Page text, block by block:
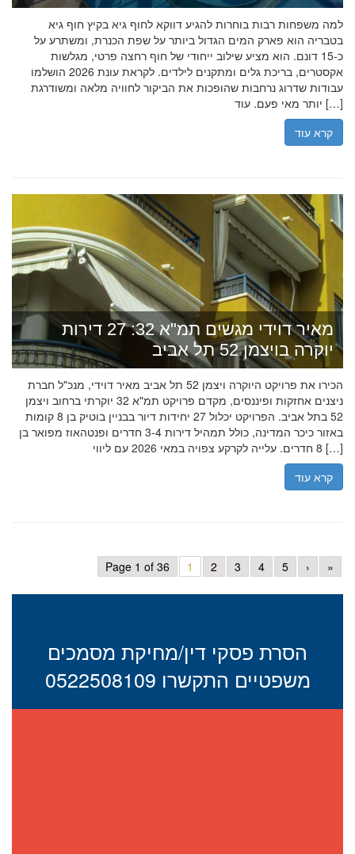
למה משפחות רבות בוחרות להגיע דווקא לחוף גיא בקיץ חוף גיא
בטבריה הוא פארק המים הגדול ביותר על שפת הכנרת, ומשתרע על
כ-15 דונם. הוא מציע שילוב ייחודי של חוף רחצה פרטי, מגלשות
אקסטרים, בריכת גלים ומתקנים לילדים. לקראת עונת 2026 הושלמו
עבודות שדרוג נרחבות שהופכות את הביקור לחוויה מלאה ומשודרגת
יותר מאי פעם. עוד […]
קרא עוד
מאיר דוידי מגשים תמ"א 32: 27 דירות
יוקרה בויצמן 52 תל אביב
הכירו את פרויקט היוקרה ויצמן 52 תל אביב מאיר דוידי, מנכ"ל חברת
ניצנים אחזקות ופיננסים, מקדם פרויקט תמ"א 32 יוקרתי ברחוב ויצמן
52 בתל אביב. הפרויקט יכלול 27 יחידות דיור בבניין בוטיק בן 8 קומות
באזור כיכר המדינה, כולל תמהיל דירות 3-4 חדרים ופנטהאוז מפואר בן
8 חדרים. עלייה לקרקע צפויה במאי 2026 עם ליווי […]
קרא עוד
Page 1 of 36 1 2 3 4 5 › »
הסרת פסקי דין/מחיקת מסמכים
משפטיים התקשרו 0522508109